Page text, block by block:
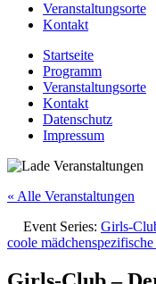
Veranstaltungsorte
Kontakt
Startseite
Programm
Veranstaltungsorte
Kontakt
Datenschutz
Impressum
« Alle Veranstaltungen
Event Series: Girls-
coole